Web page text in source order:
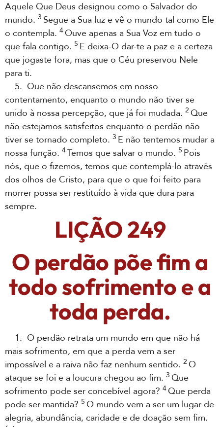
Aquele Que Deus designou como o Salvador do
mundo. 3 Segue a Sua luz e vê o mundo tal como Ele
o contempla. 4Ouve apenas a Sua Voz em tudo o
que fala contigo. 5 E deixa-O dar-te a paz e a certeza
que jogaste fora, mas que o Céu preservou Nele
para ti.
5. Que não descansemos em nosso
contentamento, enquanto o mundo não tiver se
unido à nossa percepção, que já foi mudada. 2 Que
não estejamos satisfeitos enquanto o perdão não
tiver se tornado completo. 3 E não tentemos mudar a
nossa função. 4Temos que salvar o mundo. 5 Pois
nós, que o fizemos, temos que contemplá-lo através
dos olhos de Cristo, para que o que foi feito para
morrer possa ser restituído à vida que dura para
sempre.
LIÇÃO 249
O perdão põe fim a
todo sofrimento e a
toda perda.
1. O perdão retrata um mundo em que não há
mais sofrimento, em que a perda vem a ser
impossível e a raiva não faz nenhum sentido. 2 O
ataque se foi e a loucura chegou ao fim. 3 Que
sofrimento pode ser concebível agora? 4Que perda
pode ser mantida? 5 O mundo vem a ser um lugar de
alegria, abundância, caridade e de doação sem fim.